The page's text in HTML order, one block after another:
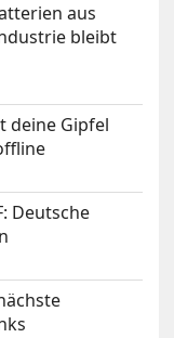
aus
bleibt
deine Gipfel
Deutsche